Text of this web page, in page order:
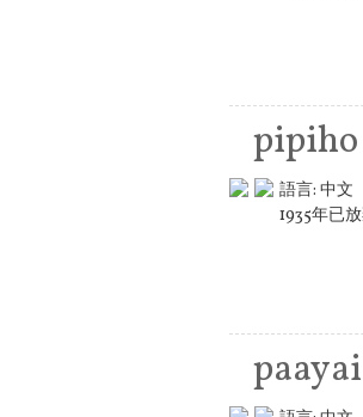
pipiho
語言: 中文
1935年已
paayai